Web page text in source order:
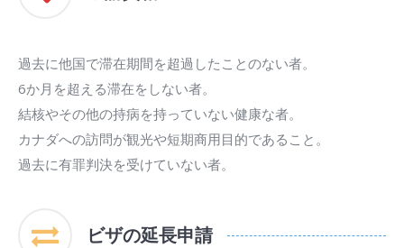
過去に他国で滞在期間を超過したことのない者。
6か月を超える滞在をしない者。
結核やその他の持病を持っていない健康な者。
カナダへの訪問が観光や短期商用目的であること。
過去に有罪判決を受けていない者。
ビザの延長申請